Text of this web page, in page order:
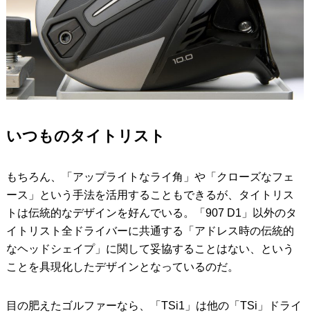
いつものタイトリスト
もちろん、「アップライトなライ角」や「クローズなフェ
ース」という手法を活用することもできるが、タイトリス
トは伝統的なデザインを好んでいる。「907 D1」以外のタ
イトリスト全ドライバーに共通する「アドレス時の伝統的
なヘッドシェイプ」に関して妥協することはない、という
ことを具現化したデザインとなっているのだ。
目の肥えたゴルファーなら、「TSi1」は他の「TSi」ドライ